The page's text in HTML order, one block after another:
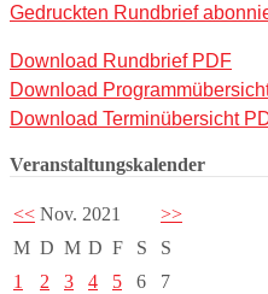
Gedruckten Rundbrief
Download Rundbrief PDF
Download
Download Terminübersicht
Veranstaltungskalender
<< Nov. 2021
>>
M D M D F S
S
1
2 3 4 5 6 7